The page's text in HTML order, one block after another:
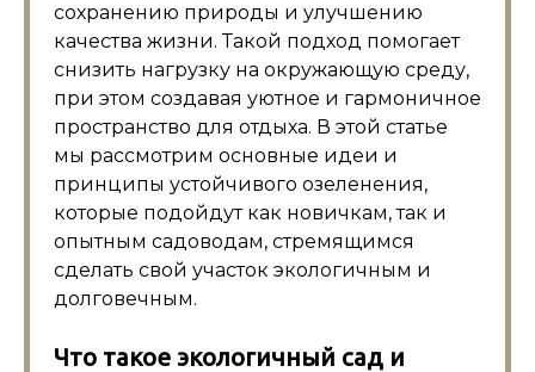
сохранению природы и улучшению
качества жизни. Такой подход помогает
снизить нагрузку на окружающую среду,
при этом создавая уютное и гармоничное
пространство для отдыха. В этой статье
мы рассмотрим основные идеи и
принципы устойчивого озеленения,
которые подойдут как новичкам, так и
опытным садоводам, стремящимся
сделать свой участок экологичным и
долговечным.
Что такое экологичный сад и